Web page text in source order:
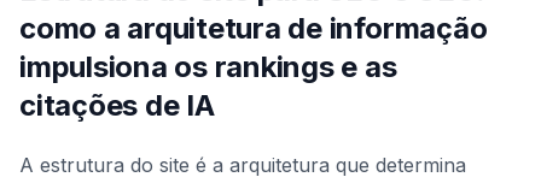
como a arquitetura de informação
impulsiona os rankings e as
citações de IA
A estrutura do site é a arquitetura que determina